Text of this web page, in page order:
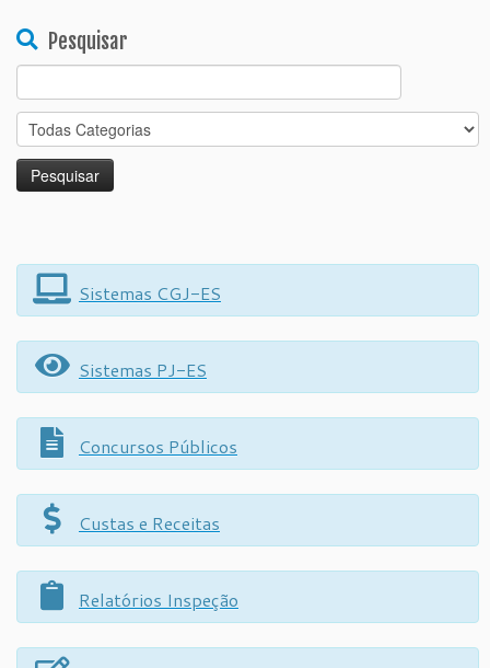
Pesquisar
Search
for:
Sistemas CGJ-ES
Sistemas PJ-ES
Concursos Públicos
Custas e Receitas
Relatórios Inspeção